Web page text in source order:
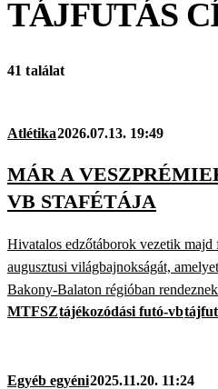
TÁJFUTÁS
41 találat
Atlétika2026.07.13. 19:49
MÁR A
VB STAFÉTÁJA
Hivatalos edzőtáborok vezetik
augusztusi világbajnokságát,
Bakony-Balaton régióban
MTFSZtájékozódási futó-vb
Egyéb egyéni2025.11.20. 11:24